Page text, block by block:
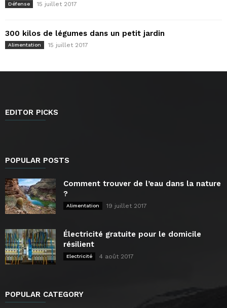
Défense 15 juillet 2017
300 kilos de légumes dans un petit jardin
Alimentation 15 juillet 2017
EDITOR PICKS
POPULAR POSTS
Comment trouver de l’eau dans la nature
?
Alimentation 19 juillet 2017
Électricité gratuite pour le domicile
résilient
Electricité 4 août 2017
POPULAR CATEGORY